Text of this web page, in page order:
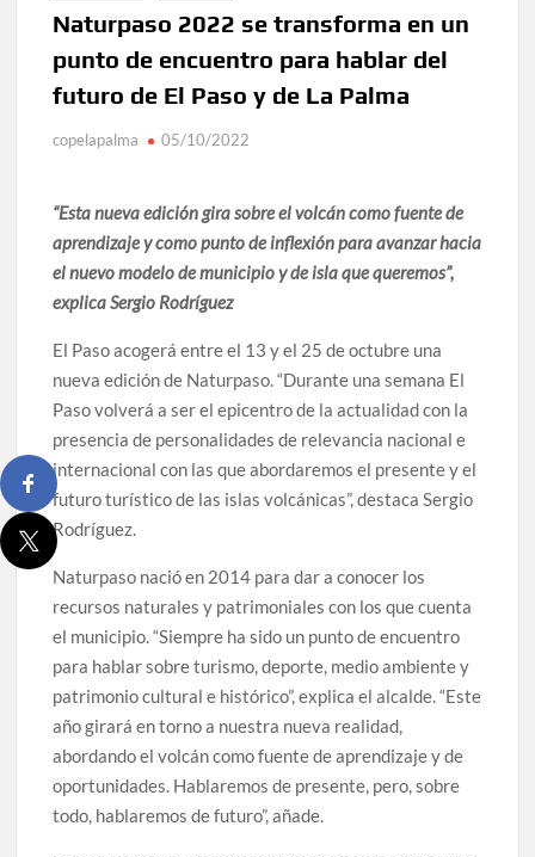
Naturpaso 2022 se transforma en un
punto de encuentro para hablar del
futuro de El Paso y de La Palma
copelapalma 05/10/2022
“Esta nueva edición gira sobre el volcán como fuente de
aprendizaje y como punto de inflexión para avanzar hacia
el nuevo modelo de municipio y de isla que queremos”,
explica Sergio Rodríguez
El Paso acogerá entre el 13 y el 25 de octubre una
nueva edición de Naturpaso. “Durante una semana El
Paso volverá a ser el epicentro de la actualidad con la
presencia de personalidades de relevancia nacional e
internacional con las que abordaremos el presente y el
futuro turístico de las islas volcánicas”, destaca Sergio
Rodríguez.
Naturpaso nació en 2014 para dar a conocer los
recursos naturales y patrimoniales con los que cuenta
el municipio. “Siempre ha sido un punto de encuentro
para hablar sobre turismo, deporte, medio ambiente y
patrimonio cultural e histórico”, explica el alcalde. “Este
año girará en torno a nuestra nueva realidad,
abordando el volcán como fuente de aprendizaje y de
oportunidades. Hablaremos de presente, pero, sobre
todo, hablaremos de futuro”, añade.